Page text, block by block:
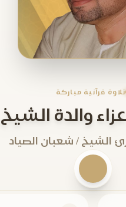
تلاوة قرآنية مباركة
والدة الشيخ
الشيخ / شعبان الصياد